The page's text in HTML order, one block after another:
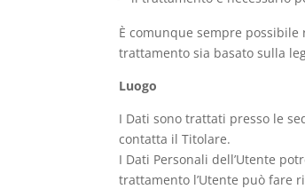
È comunque sempre
trattamento sia basato sulla
Luogo
I Dati sono trattati presso le
contatta il Titolare.
I Dati Personali dell’Utente
trattamento l’Utente può fare